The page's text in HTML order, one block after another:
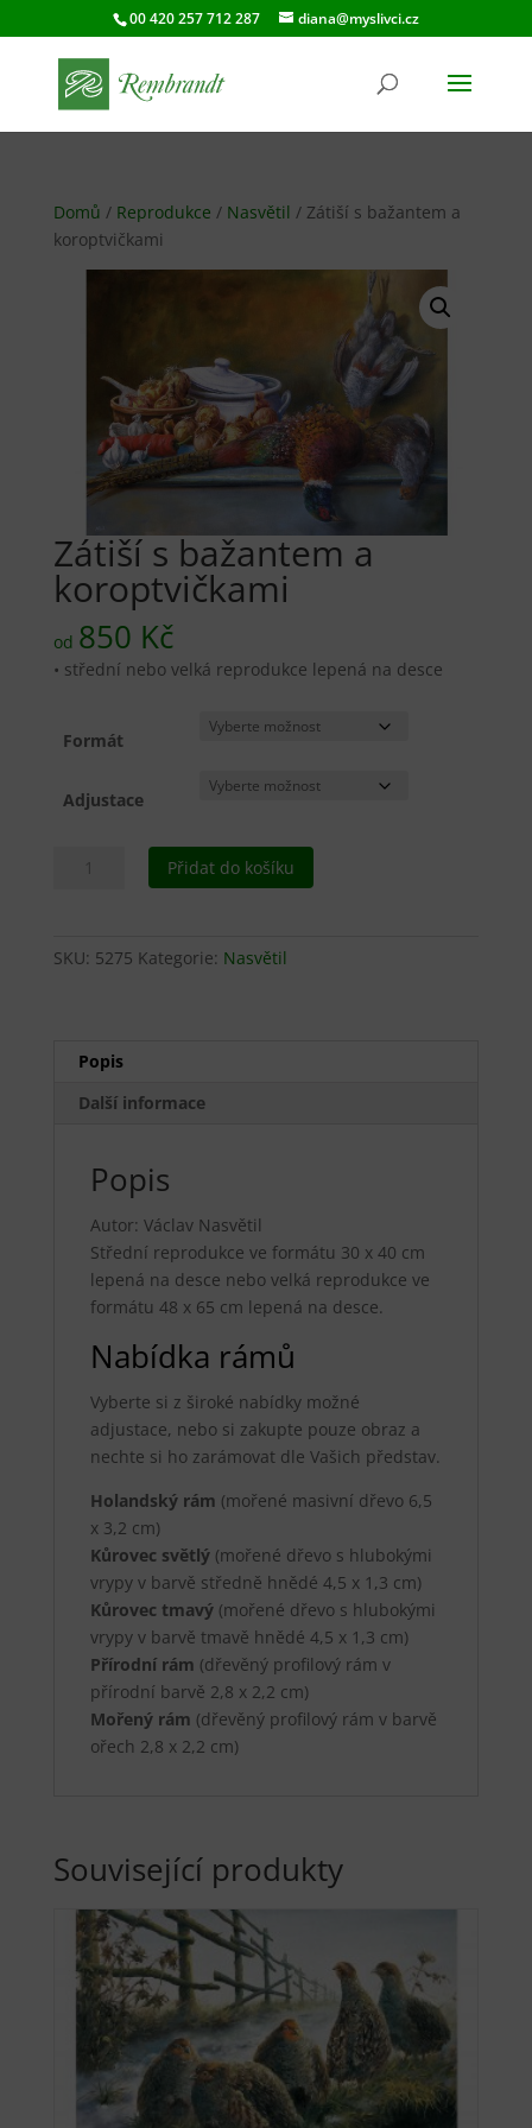
00 420 257 712 287 diana@myslivci.cz
Domů / Reprodukce / Nasvětil / Zátiší s bažantem a
koroptvičkami
Zátiší s bažantem a
koroptvičkami
od 850 Kč
• střední nebo velká reprodukce lepená na desce
Formát
Adjustace
Zátiší
koroptvičkami
Přidat do košíku
SKU: 5275 Kategorie: Nasvětil
Popis
Další informace
Popis
Autor: Václav Nasvětil
Střední reprodukce ve formátu 30 x 40 cm
lepená na desce nebo velká reprodukce ve
formátu 48 x 65 cm lepená na desce.
Nabídka rámů
Vyberte si z široké nabídky možné
adjustace, nebo si zakupte pouze obraz a
nechte si ho zarámovat dle Vašich představ.
Holandský rám (mořené masivní dřevo 6,5
x 3,2 cm)
Kůrovec světlý(mořené dřevo s hlubokými
vrypy v barvě středně hnědé 4,5 x 1,3 cm)
Kůrovec tmavý(mořené dřevo s hlubokými
vrypy v barvě tmavě hnědé 4,5 x 1,3 cm)
Přírodní rám (dřevěný profilový rám v
přírodní barvě 2,8 x 2,2 cm)
Mořený rám (dřevěný profilový rám v barvě
ořech 2,8 x 2,2 cm)
Související produkty